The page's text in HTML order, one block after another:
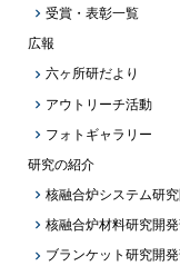
受賞・表彰一覧
広報
六ヶ所研だより
アウトリーチ活動
フォトギャラリー
研究の紹介
核融合炉システム研
核融合炉材料研究開
ブランケット研究開